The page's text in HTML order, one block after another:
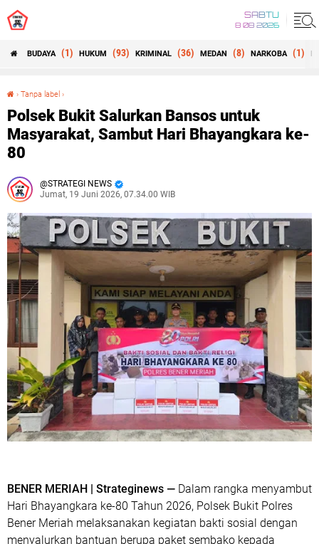
SABTU
8 08 2026
BUDAYA (1) HUKUM (93) KRIMINAL (36) MEDAN (8) NARKOBA (1)
› Tanpa label ›
Polsek Bukit Salurkan Bansos untuk
Masyarakat, Sambut Hari Bhayangkara ke-
80
STRATEGI NEWS
Jumat, 19 Juni 2026, 07.34.00 WIB
BENER MERIAH | Strateginews — Dalam rangka menyambut
Hari Bhayangkara ke-80 Tahun 2026, Polsek Bukit Polres
Bener Meriah melaksanakan kegiatan bakti sosial dengan
menyalurkan bantuan berupa paket sembako kepada